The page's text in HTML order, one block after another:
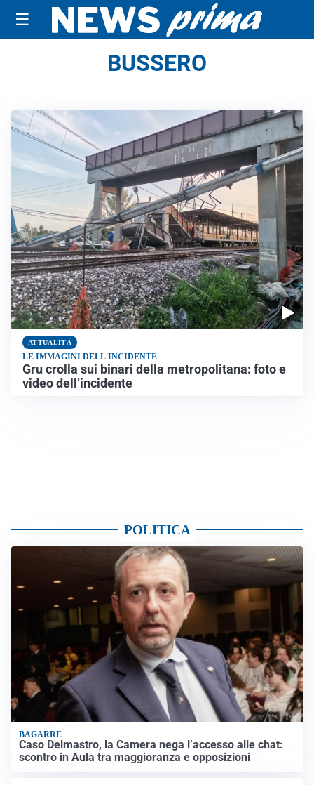
☰
BUSSERO
ATTUALITÀ
LE IMMAGINI DELL'INCIDENTE
Gru crolla sui binari della metropolitana: foto e
video dell’incidente
POLITICA
BAGARRE
Caso Delmastro, la Camera nega l’accesso alle chat:
scontro in Aula tra maggioranza e opposizioni